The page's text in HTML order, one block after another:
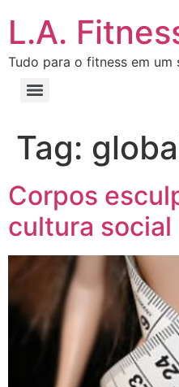
L.A.
Tudo para o fitness em um
Tag:
Corpos
cultura social